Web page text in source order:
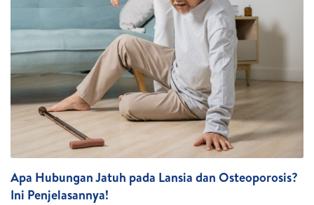
Apa Hubungan Jatuh pada Lansia dan Osteoporosis?
Ini Penjelasannya!